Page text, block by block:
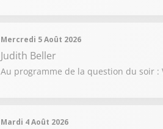
Mercredi 5 Août 2026
Judith Beller
Au programme de la question du soir
Mardi 4 Août 2026